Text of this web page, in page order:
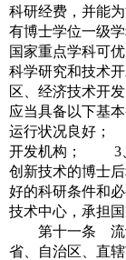
科研经费，并能
有博士学位一级
国家重点学科
科学研究和技术
区、经济技术开
应当具备以下基
运行状况良好；
开发机构； 3、
创新技术的博士
好的科研条件和
技术中心，承担
第十一条 流动
省、自治区、直